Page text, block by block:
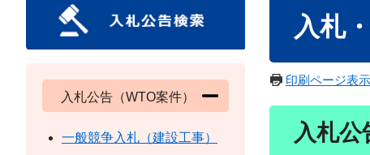
入札
印刷ページ表示
入札公
入札公告（WTO案件）
一般競争入札（建設工事）